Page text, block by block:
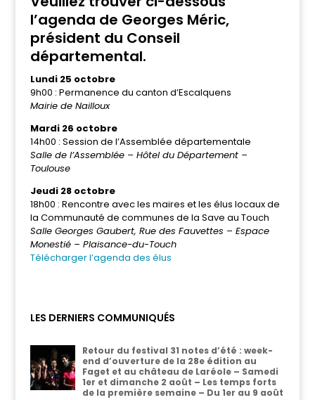
l’agenda de Georges Méric,
président du Conseil
départemental.
Lundi 25 octobre
9h00 : Permanence du canton d’Escalquens
Mairie de Nailloux
Mardi 26 octobre
14h00 : Session de l’Assemblée départementale
Salle de l’Assemblée – Hôtel du Département –
Toulouse
Jeudi 28 octobre
18h00 : Rencontre avec les maires et les élus locaux de
la Communauté de communes de la Save au Touch
Salle Georges Gaubert, Rue des Fauvettes – Espace
Monestié – Plaisance-du-Touch
Télécharger l’agenda des élus
LES DERNIERS COMMUNIQUÉS
Retour du festival 31 notes d’été : week-
end d’ouverture de la 28e édition au
Faget et au château de Laréole – Samedi
1er et dimanche 2 août – Les temps forts
de la première semaine – Du 1er au 9 août